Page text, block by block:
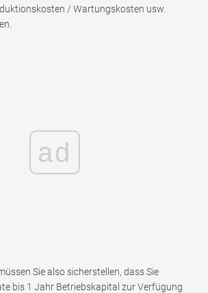
/ Wartungskosten usw.
ad
Sie also sicherstellen, dass Sie
bis 1 Jahr Betriebskapital zur Verfügung